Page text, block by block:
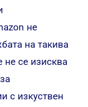
не
на такива
не се изисква
с изкуствен